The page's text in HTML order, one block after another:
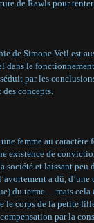
de Rawls pour
de Simone Veil est
dans le
par les
des concepts.
femme au caractère
existence de
société et laissant
a dû,
du terme… mais cela
le corps de la petite
compensation par la